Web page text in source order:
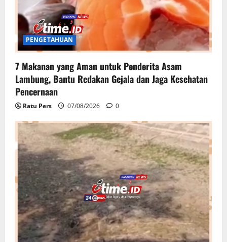
PENGETAHUAN
7 Makanan yang Aman untuk Penderita Asam
Lambung, Bantu Redakan Gejala dan Jaga Kesehatan
Pencernaan
Ratu Pers 07/08/2026 0